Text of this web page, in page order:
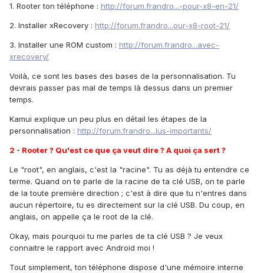
1. Rooter ton téléphone : http://forum.frandro...-pour-x8-en-21/
2. Installer xRecovery : http://forum.frandro...our-x8-root-21/
3. Installer une ROM custom : http://forum.frandro...avec-
xrecovery/
Voilà, ce sont les bases des bases de la personnalisation. Tu
devrais passer pas mal de temps là dessus dans un premier
temps.
Kamui explique un peu plus en détail les étapes de la
personnalisation : http://forum.frandro...lus-importants/
2 - Rooter ? Qu'est ce que ça veut dire ? A quoi ça sert ?
Le "root", en anglais, c'est la "racine". Tu as déjà tu entendre ce
terme. Quand on te parle de la racine de ta clé USB, on te parle
de la toute première direction ; c'est à dire que tu n'entres dans
aucun répertoire, tu es directement sur la clé USB. Du coup, en
anglais, on appelle ça le root de la clé.
Okay, mais pourquoi tu me parles de ta clé USB ? Je veux
connaitre le rapport avec Android moi !
Tout simplement, ton téléphone dispose d'une mémoire interne